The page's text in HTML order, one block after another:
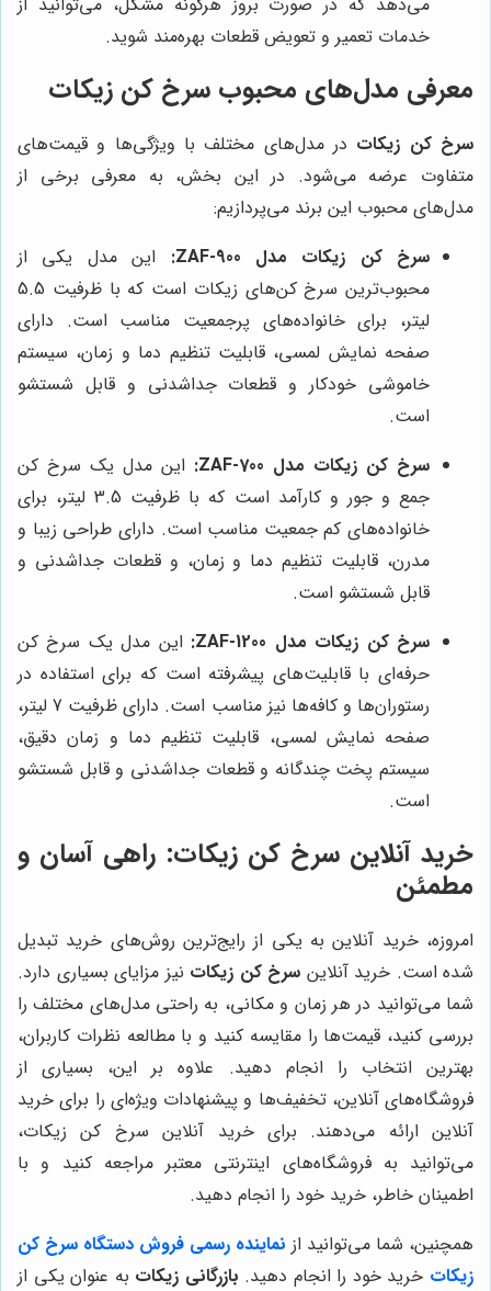
خدمات تعمیر و تعویض قطعات بهره‌مند شوید.
معرفی مدل‌های محبوب سرخ کن زیکات
سرخ کن زیکات در مدل‌های مختلف با ویژگی‌ها و قیمت‌های
متفاوت عرضه می‌شود. در این بخش، به معرفی برخی از
مدل‌های محبوب این برند می‌پردازیم:
سرخ کن زیکات مدل ZAF-900:
این مدل یکی از
محبوب‌ترین سرخ کن‌های زیکات است که با ظرفیت 5.5
لیتر، برای خانواده‌های پرجمعیت مناسب است. دارای
صفحه نمایش لمسی، قابلیت تنظیم دما و زمان، سیستم
خاموشی خودکار و قطعات جداشدنی و قابل شستشو
است.
سرخ کن زیکات مدل ZAF-700:
این مدل یک سرخ کن
جمع و جور و کارآمد است که با ظرفیت 3.5 لیتر، برای
خانواده‌های کم جمعیت مناسب است. دارای طراحی زیبا و
مدرن، قابلیت تنظیم دما و زمان، و قطعات جداشدنی و
قابل شستشو است.
سرخ کن زیکات مدل ZAF-1200:
این مدل یک سرخ کن
حرفه‌ای با قابلیت‌های پیشرفته است که برای استفاده در
رستوران‌ها و کافه‌ها نیز مناسب است. دارای ظرفیت 7 لیتر،
صفحه نمایش لمسی، قابلیت تنظیم دما و زمان دقیق،
سیستم پخت چندگانه و قطعات جداشدنی و قابل شستشو
است.
خرید آنلاین سرخ کن زیکات: راهی آسان و
مطمئن
امروزه، خرید آنلاین به یکی از رایج‌ترین روش‌های خرید تبدیل
شده است. خرید آنلاین سرخ کن زیکات نیز مزایای بسیاری دارد.
شما می‌توانید در هر زمان و مکانی، به راحتی مدل‌های مختلف را
بررسی کنید، قیمت‌ها را مقایسه کنید و با مطالعه نظرات کاربران،
بهترین انتخاب را انجام دهید. علاوه بر این، بسیاری از
فروشگاه‌های آنلاین، تخفیف‌ها و پیشنهادات ویژه‌ای را برای خرید
آنلاین ارائه می‌دهند. برای خرید آنلاین سرخ کن زیکات،
می‌توانید به فروشگاه‌های اینترنتی معتبر مراجعه کنید و با
اطمینان خاطر، خرید خود را انجام دهید.
همچنین، شما می‌توانید از نماینده رسمی فروش دستگاه سرخ کن
زیکات خرید خود را انجام دهید. بازرگانی زیکات به عنوان یکی از